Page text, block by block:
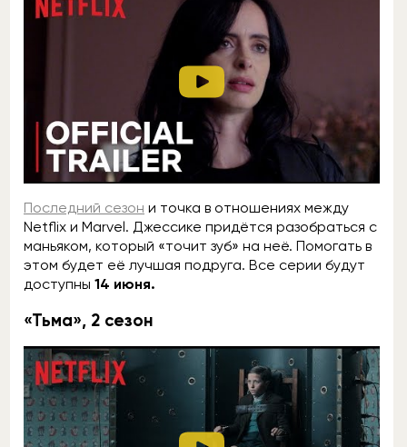
Последний сезон и точка в отношениях между
Netflix и Marvel. Джессике придётся разобраться с
маньяком, который «точит зуб» на неё. Помогать в
этом будет её лучшая подруга. Все серии будут
доступны 14 июня.
«Тьма», 2 сезон